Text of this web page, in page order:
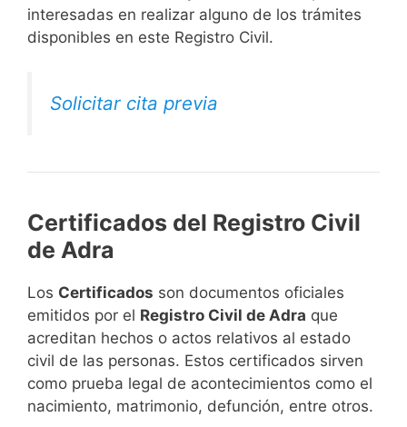
interesadas en realizar alguno de los trámites
disponibles en este Registro Civil.​
Solicitar cita previa
Certificados del Registro Civil
de Adra
Los Certificados son documentos oficiales
emitidos por el Registro Civil de Adra que
acreditan hechos o actos relativos al estado
civil de las personas. Estos certificados sirven
como prueba legal de acontecimientos como el
nacimiento, matrimonio, defunción, entre otros.